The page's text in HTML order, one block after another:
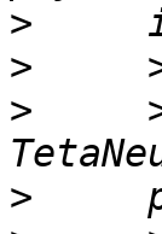
>
>
>
>